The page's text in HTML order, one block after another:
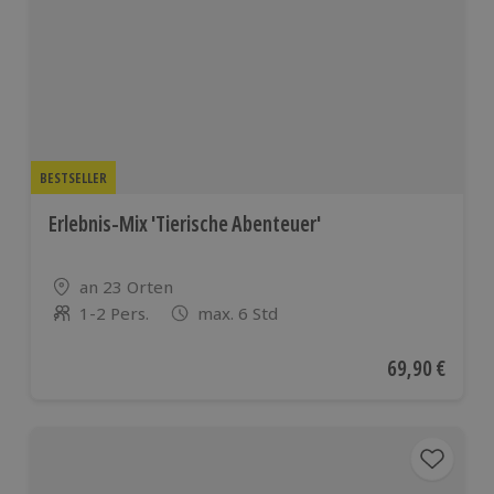
BESTSELLER
Erlebnis-Mix 'Tierische Abenteuer'
Standort
an 23 Orten
Anzahl der Teilnehmer
1-2 Pers. max. 6 Std
Aktueller
69,90 €